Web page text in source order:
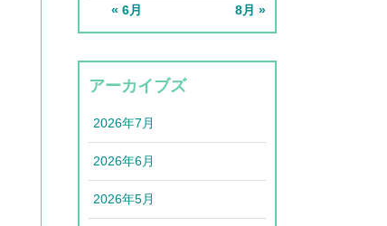
« 6月 8月 »
アーカイブズ
2026年7月
2026年6月
2026年5月